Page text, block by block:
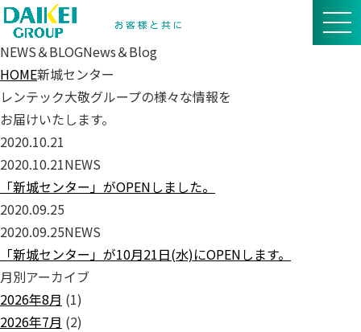
NEWS＆BLOGNews＆Blog
HOME新城センター
レンテック大敬グループの様々な情報を
お届けいたします。
2020.10.21
2020.10.21NEWS
「新城センター」がOPENしました。
2020.09.25
2020.09.25NEWS
「新城センター」が10月21日(水)にOPENします。
月別アーカイブ
2026年8月 (1)
2026年7月 (2)